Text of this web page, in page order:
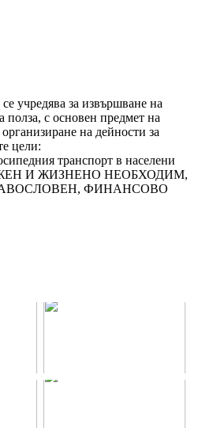
учредява за извършване на
полза, с основен предмет на
на дейности за
цели:
транспорт в населени
И ЖИЗНЕНО НЕОБХОДИМ,
ФИНАНСОВО